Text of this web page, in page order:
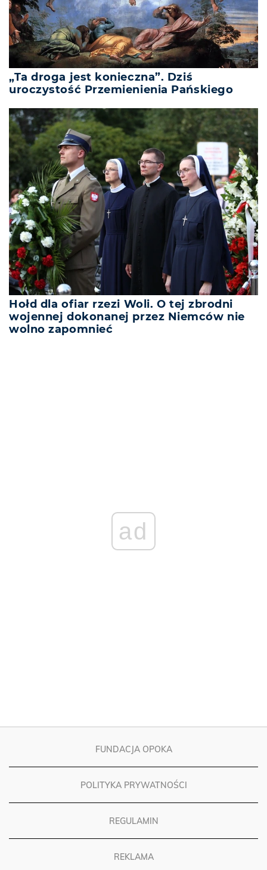
„Ta droga jest konieczna”. Dziś
uroczystość Przemienienia Pańskiego
Hołd dla ofiar rzezi Woli. O tej zbrodni
wojennej dokonanej przez Niemców nie
wolno zapomnieć
FUNDACJA OPOKA
POLITYKA PRYWATNOŚCI
REGULAMIN
REKLAMA